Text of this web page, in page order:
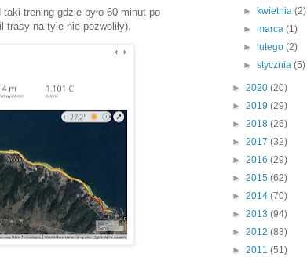
trening gdzie było 60 minut po
trasy na tyle nie pozwoliły).
►
kwietnia(2)
►marca(1)
►
lutego(2)
►stycznia(5)
► 2020 (20)
► 2019 (29)
► 2018 (26)
► 2017 (32)
► 2016 (29)
► 2015 (62)
► 2014 (70)
► 2013 (94)
► 2012 (83)
► 2011 (51)